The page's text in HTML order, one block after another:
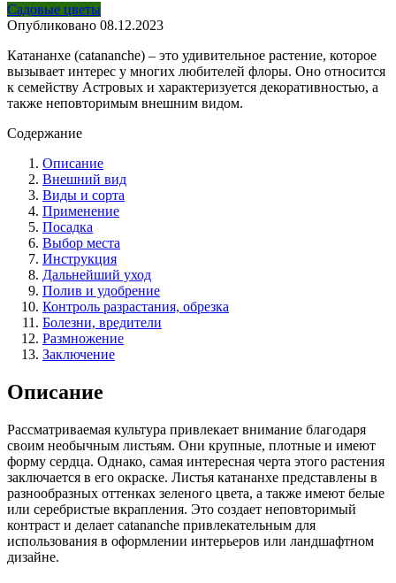
Садовые цветы
Опубликовано 08.12.2023
Катананхе (catananche) – это удивительное растение, которое
вызывает интерес у многих любителей флоры. Оно относится
к семейству Астровых и характеризуется декоративностью, а
также неповторимым внешним видом.
Содержание
Описание
Внешний вид
Виды и сорта
Применение
Посадка
Выбор места
Инструкция
Дальнейший уход
Полив и удобрение
Контроль разрастания, обрезка
Болезни, вредители
Размножение
Заключение
Описание
Рассматриваемая культура привлекает внимание благодаря
своим необычным листьям. Они крупные, плотные и имеют
форму сердца. Однако, самая интересная черта этого растения
заключается в его окраске. Листья катананхе представлены в
разнообразных оттенках зеленого цвета, а также имеют белые
или серебристые вкрапления. Это создает неповторимый
контраст и делает catananche привлекательным для
использования в оформлении интерьеров или ландшафтном
дизайне.